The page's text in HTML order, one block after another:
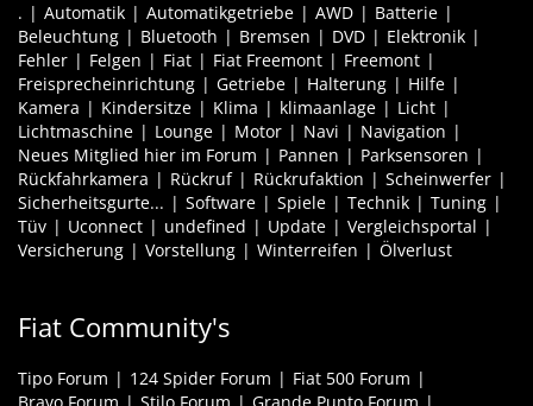
. Automatik Automatikgetriebe AWD
Batterie
Beleuchtung
Bluetooth Bremsen DVD
Elektronik
Fehler
Felgen Fiat Fiat Freemont
Freemont
Freisprecheinrichtung
Getriebe Halterung
Hilfe
Kamera
Kindersitze Klima klimaanlage
Licht
Lichtmaschine
Lounge Motor Navi
Navigation
Neues Mitglied hier im Forum
Pannen
Parksensoren
Rückfahrkamera
Rückruf Rückrufaktion
Scheinwerfer
Sicherheitsgurte...
Software Spiele Technik
Tuning
Tüv
Uconnect undefined Update
Vergleichsportal
Versicherung
Vorstellung Winterreifen Ölverlust
Fiat Community's
Tipo Forum 124 Spider Forum
Fiat 500 Forum